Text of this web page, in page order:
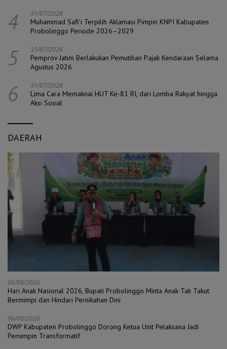
4 31/07/2026
Muhammad Safi’i Terpilih Aklamasi Pimpin KNPI Kabupaten
Probolinggo Periode 2026–2029
5 31/07/2026
Pemprov Jatim Berlakukan Pemutihan Pajak Kendaraan Selama
Agustus 2026
6 31/07/2026
Lima Cara Memaknai HUT Ke-81 RI, dari Lomba Rakyat hingga
Aksi Sosial
DAERAH
06/08/2026
Hari Anak Nasional 2026, Bupati Probolinggo Minta Anak Tak Takut
Bermimpi dan Hindari Pernikahan Dini
06/08/2026
DWP Kabupaten Probolinggo Dorong Ketua Unit Pelaksana Jadi
Pemimpin Transformatif